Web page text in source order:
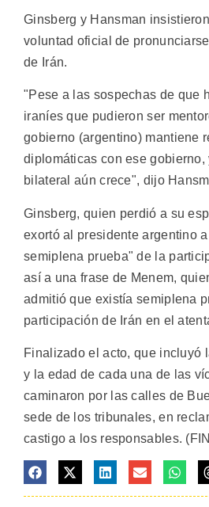
Ginsberg y Hansman
voluntad oficial de
de Irán.
"Pese a las sospechas de que
iraníes que pudieron ser
gobierno (argentino) mantiene
diplomáticas con ese gobierno,
bilateral aún crece", dijo
Ginsberg, quien perdió a su
exortó al presidente argentino
semiplena prueba" de la
así a una frase de Menem,
admitió que existía semiplena
participación de Irán en el
Finalizado el acto, que incluyó
y la edad de cada una de las
caminaron por las calles de
sede de los tribunales, en
castigo a los responsables.